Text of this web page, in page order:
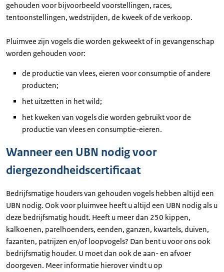
gehouden voor bijvoorbeeld voorstellingen, races,
tentoonstellingen, wedstrijden, de kweek of de verkoop.
Pluimvee zijn vogels die worden gekweekt of in gevangenschap
worden gehouden voor:
de productie van vlees, eieren voor consumptie of andere
producten;
het uitzetten in het wild;
het kweken van vogels die worden gebruikt voor de
productie van vlees en consumptie-eieren.
Wanneer een UBN nodig voor
diergezondheidscertificaat
Bedrijfsmatige houders van gehouden vogels hebben altijd een
UBN nodig. Ook voor pluimvee heeft u altijd een UBN nodig als u
deze bedrijfsmatig houdt. Heeft u meer dan 250 kippen,
kalkoenen, parelhoenders, eenden, ganzen, kwartels, duiven,
fazanten, patrijzen en/of loopvogels? Dan bent u voor ons ook
bedrijfsmatig houder. U moet dan ook de aan- en afvoer
doorgeven. Meer informatie hierover vindt u op